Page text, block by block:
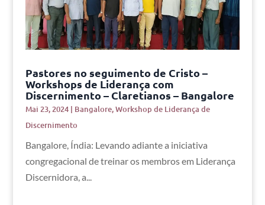
Pastores no seguimento de Cristo –
Workshops de Liderança com
Discernimento – Claretianos – Bangalore
Mai 23, 2024| Bangalore,Workshop de Liderança de
Discernimento
Bangalore, Índia: Levando adiante a iniciativa
congregacional de treinar os membros em Liderança
Discernidora, a...